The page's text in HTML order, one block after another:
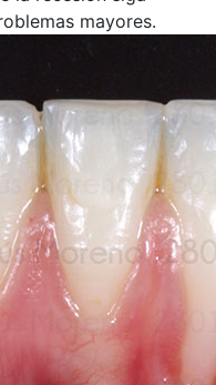
mayores.